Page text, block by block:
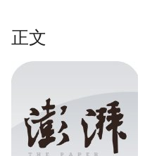
a
热门评论
摘要与附加信息
附加信息 [Processed Page
Metadata]
正文